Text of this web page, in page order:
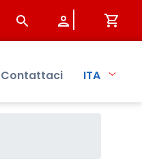
Contattaci ITA